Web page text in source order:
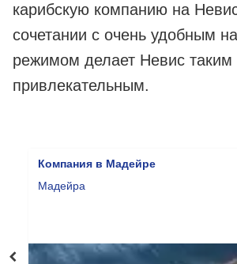
карибскую компанию на
сочетании с очень удобным
режимом делает Невис таким
привлекательным.
Компания в Мадейре
Мадейра